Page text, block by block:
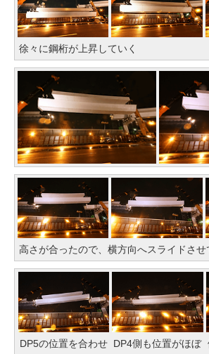
徐々に鋼桁が上昇していく
高さが合ったので、横方向へスライドさせ
DP5の位置を合わせ DP4側も位置がほぼ